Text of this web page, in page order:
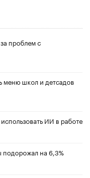
проблем с
меню школ и детсадов
ИИ в работе
на 6,3%